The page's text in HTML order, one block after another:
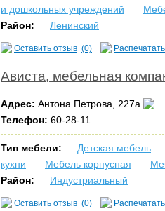
и дошкольных учреждений
Район:
Ленинский
Оставить отзыв (0) Распечатать
Ависта, мебельная
Адрес: Антона Петрова, 227а
Телефон: 60-28-11
Тип мебели: Детская мебель
кухни
Мебель корпусная
Район:
Индустриальный
Оставить отзыв (0) Распечатать